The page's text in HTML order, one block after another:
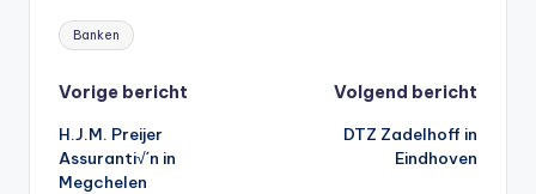
Tags:
Banken
Bericht
navigatie
Vorige bericht
H.J.M. Preijer
Assuranti√´n in
Megchelen
Volgend bericht
DTZ Zadelhoff in
Eindhoven